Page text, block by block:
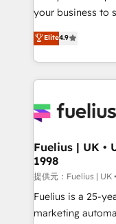
ISO 42001 Ready for the next step? Click the 👈
'𝗖𝗼𝗻𝘁𝗮𝗰𝘁
𝘴𝘶𝘱𝘦𝘳 𝘳𝘦𝘴𝘱𝘰𝘯𝘴𝘪𝘷𝘦)
your business to soar 🚀 We’re a
HubSpot experts
implement the
environments,
sure you can
for you and execute it on
framework,
HubSpot and
can support
other ones listed in our
HubSpot implementation -
Elite4.9
Fuelius | UK •
1998
提供元：Fuelius | UK
Fuelius is a 25-
marketing